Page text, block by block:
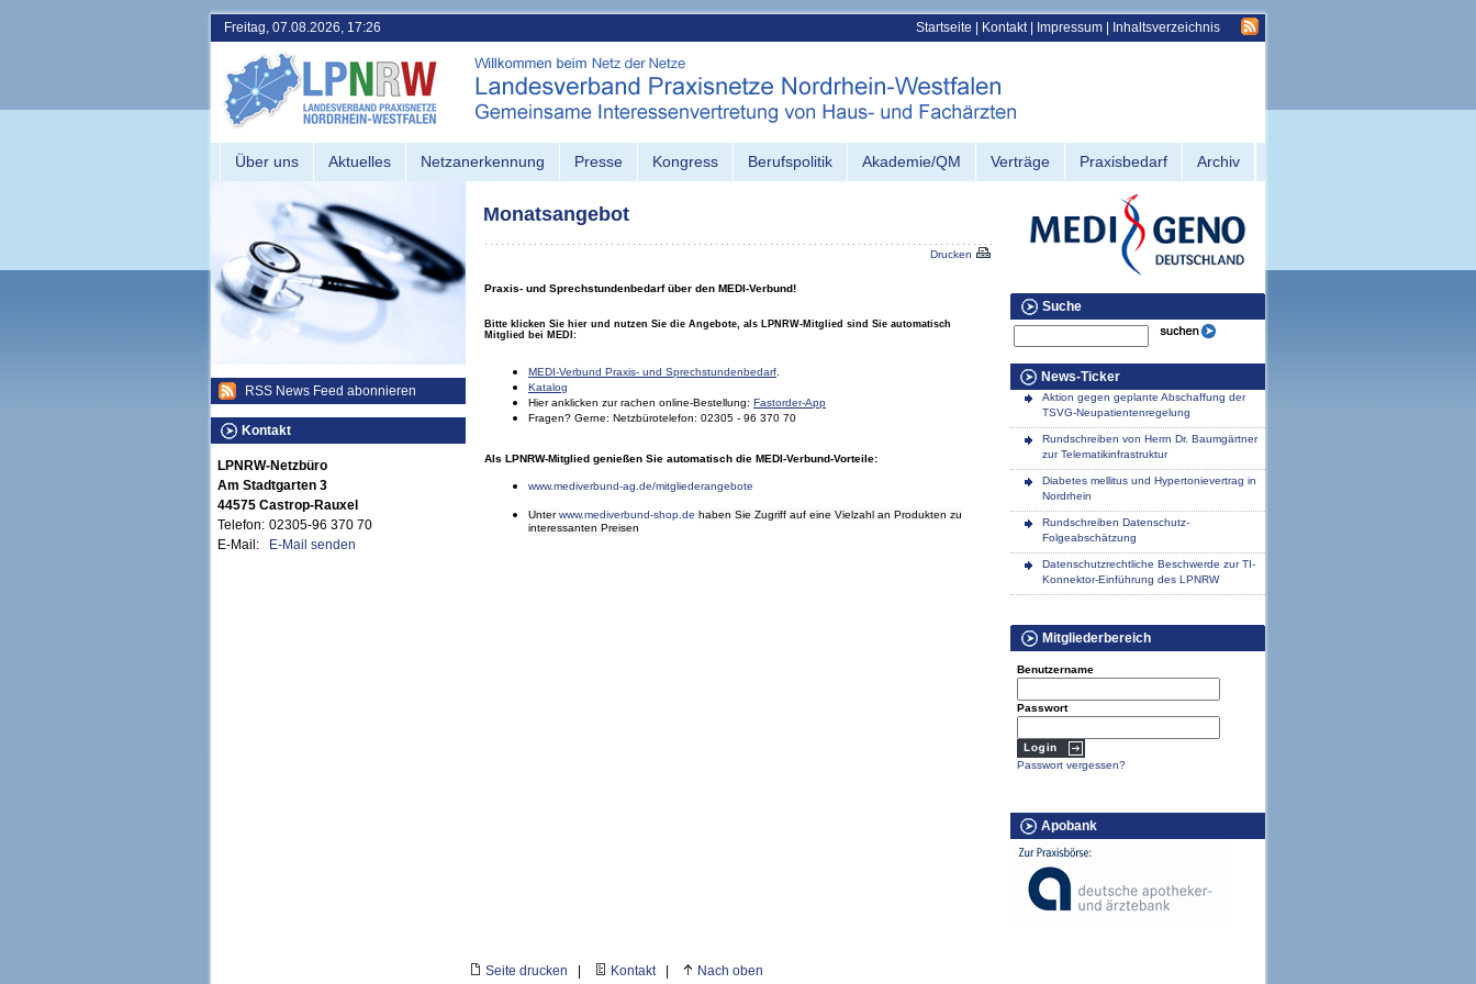
Freitag, 07.08.2026, 17:26 Startseite Kontakt| Impressum Inhaltsverzeichnis
Über uns Aktuelles Netzanerkennung Presse Kongress Berufspolitik Akademie/QM Verträge Praxisbedarf Archiv
RSS News Feed abonnieren
Kontakt
LPNRW-Netzbüro
Am Stadtgarten 3
44575 Castrop-Rauxel
Telefon: 02305-96 370 70
E-Mail:
E-Mail senden
Monatsangebot
Drucken
Praxis- und Sprechstundenbedarf über den MEDI-Verbund!
Bitte klicken Sie hier und nutzen Sie die Angebote, als LPNRW-Mitglied sind Sie automatisch
Mitglied bei MEDI:
MEDI-Verbund Praxis- und Sprechstundenbedarf
Katalog
Hier anklicken zur rachen online-Bestellung: Fastorder-App
Fragen? Gerne: Netzbürotelefon: 02305 - 96 370 70
Als LPNRW-Mitglied genießen Sie automatisch die MEDI-Verbund-Vorteile:
www.mediverbund-ag.de/mitgliederangebote
Unterwww.mediverbund-shop.de haben Sie Zugriff auf eine Vielzahl an Produkten zu
interessanten Preisen
Suche
News-Ticker
Aktion gegen geplante Abschaffung der
TSVG-Neupatientenregelung
Rundschreiben von Herrn Dr. Baumgärtner
zur Telematikinfrastruktur
Diabetes mellitus und Hypertonievertrag in
Nordrhein
Rundschreiben Datenschutz-
Folgeabschätzung
Datenschutzrechtliche Beschwerde zur TI-
Konnektor-Einführung des LPNRW
Mitgliederbereich
Benutzername
Passwort
Passwort vergessen?
Apobank
Seite drucken Kontakt| Nach oben